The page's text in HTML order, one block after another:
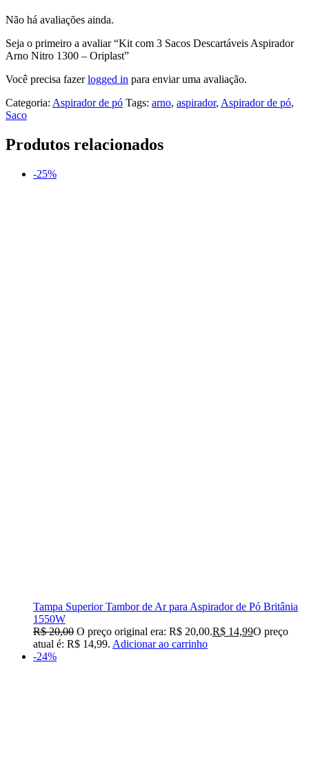
Não há avaliações ainda.
Seja o primeiro a avaliar “Kit com 3 Sacos Descartáveis Aspirador
Arno Nitro 1300 – Oriplast”
Você precisa fazerlogged in para enviar uma avaliação.
Categoria: Aspirador de pó Tags: arno, aspirador, Aspirador de pó,
Saco
Produtos relacionados
-25%
Tampa Superior Tambor de Ar para Aspirador de Pó Britânia
1550W
R$20,00 O preço original era: R$ 20,00.R$ 14,99O preço
atual é: R$ 14,99. Adicionar ao carrinho
-24%